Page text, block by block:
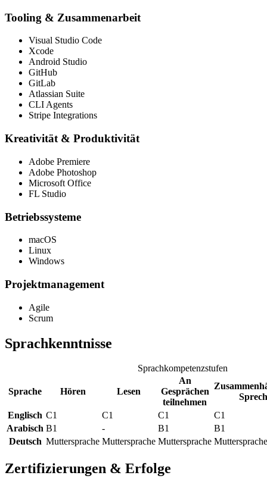
Tooling & Zusammenarbeit
Visual Studio Code
Xcode
Android Studio
GitHub
GitLab
Atlassian Suite
CLI Agents
Stripe Integrations
Kreativität & Produktivität
Adobe Premiere
Adobe Photoshop
Microsoft Office
FL Studio
Betriebssysteme
macOS
Linux
Windows
Projektmanagement
Agile
Scrum
Sprachkenntnisse
Sprachkompetenzstufen
Sprache Hören Lesen
An
Gesprächen
teilnehmen
Englisch C1 C1 C1
C1
Arabisch B1 - B1
B1
Deutsch Muttersprache Muttersprache Muttersprache Muttersprache
Zertifizierungen & Erfolge